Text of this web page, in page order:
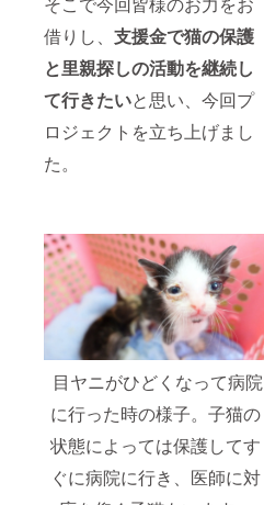
借りし、 支援金で猫の保護
と里親探しの活動を継続し
て行きたいと思い、今回プ
ロジェクトを立ち上げまし
た。
目ヤニがひどくなって病院
に行った時の様子。子猫の
状態によっては保護してす
ぐに病院に行き、医師に対